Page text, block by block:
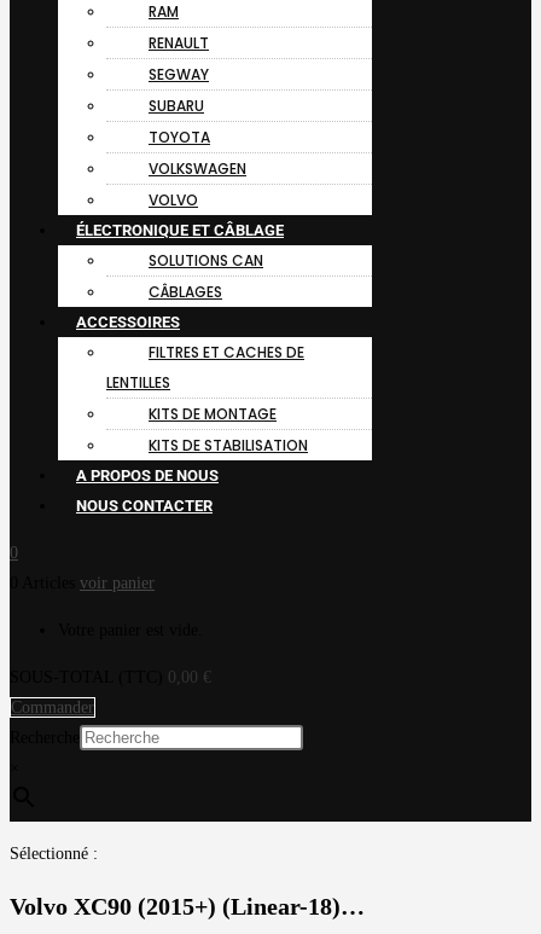
RAM
RENAULT
SEGWAY
SUBARU
TOYOTA
VOLKSWAGEN
VOLVO
ÉLECTRONIQUE ET CÂBLAGE
SOLUTIONS CAN
CÂBLAGES
ACCESSOIRES
FILTRES ET CACHES DE
LENTILLES
KITS DE MONTAGE
KITS DE STABILISATION
A PROPOS DE NOUS
NOUS CONTACTER
0
voir panier
0,00 €
Commander
Sélectionné :
Volvo XC90 (2015+) (Linear-18)…